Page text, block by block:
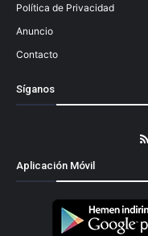
Política de Privacidad
Anuncio
Contacto
Síganos
Aplicación Móvil